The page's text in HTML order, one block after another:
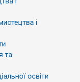
і
та
освіти